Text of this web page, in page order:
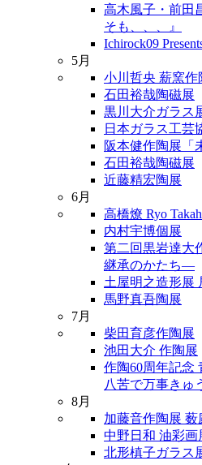
高木風子・前田
そも、、、』
Ichirock09
5月
小川哲央 薪窯作
石田裕哉陶磁展
黒川大介ガラス
日本ガラス工芸
阪本健作陶展「
石田裕哉陶磁展
近藤精宏陶展
6月
高橋燎 Ryo
内村宇博個展
第二回黒岩達大
継承のかたち―
土屋明之造形展
馬野真吾陶展
7月
柴田育彦作陶展
池田大介 作陶展
作陶60周年記念
八苦で万事きゅ
8月
加藤音作陶展 薮
中野日和 油彩画
北形槙子ガラス